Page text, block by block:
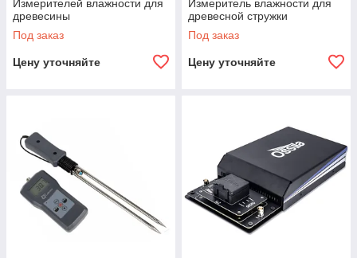
Измерителей влажности для
древесины
Под заказ
Цену уточняйте
Измеритель влажности для
древесной стружки
Под заказ
Цену уточняйте